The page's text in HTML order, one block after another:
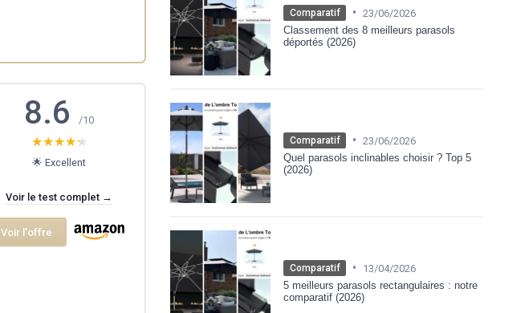
8.6/10
★★★★★
★★★★★
🌟 Excellent
Voir le test complet →
Voir l'offre
Comparatif • 23/06/2026
Classement des 8 meilleurs parasols
déportés (2026)
Comparatif • 23/06/2026
Quel parasols inclinables choisir ? Top 5
(2026)
Comparatif •
13/04/2026
5 meilleurs parasols rectangulaires : notre
comparatif (2026)